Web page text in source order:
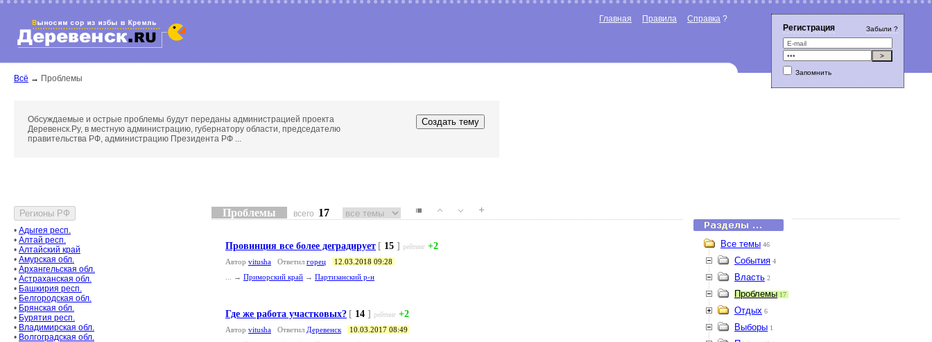
Главная Правила Справка ?
Всё → Проблемы
Регистрация Забыли ?
Запомнить
Обсуждаемые и острые проблемы будут переданы администрацией проекта
Деревенск.Ру, в местную администрацию, губернатору области, председателю
правительства РФ, администрацию Президента РФ ...
• Адыгея респ.
• Алтай респ.
• Алтайский край
• Амурская обл.
• Архангельская обл.
• Астраханская обл.
• Башкирия респ.
• Белгородская обл.
• Брянская обл.
• Бурятия респ.
• Владимирская обл.
• Волгоградская обл.
Проблемы всего 17
Провинция все более деградирует [ 15 ] рейтинг +2
Автор vitusha Ответил горец
12.03.2018 09:28
... → Приморский край → Партизанский р-н
Где же работа участковых? [ 14 ] рейтинг +2
Автор vitusha Ответил Деревенск
10.03.2017 08:49
Все темы 46
События 4
Власть 2
Проблемы 17
Отдых 6
Выборы 1